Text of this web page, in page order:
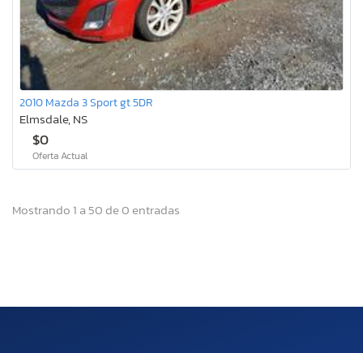
2010 Mazda 3 Sport gt 5DR
Elmsdale, NS
$0
Oferta Actual
Mostrando 1 a 50 de 0 entradas